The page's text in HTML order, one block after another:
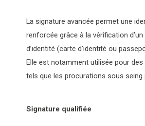
La signature avancée permet une
renforcée grâce à la vérification
d’identité (carte d’identité ou
Elle est notamment utilisée pour
tels que les procurations sous seing
Signature qualifiée